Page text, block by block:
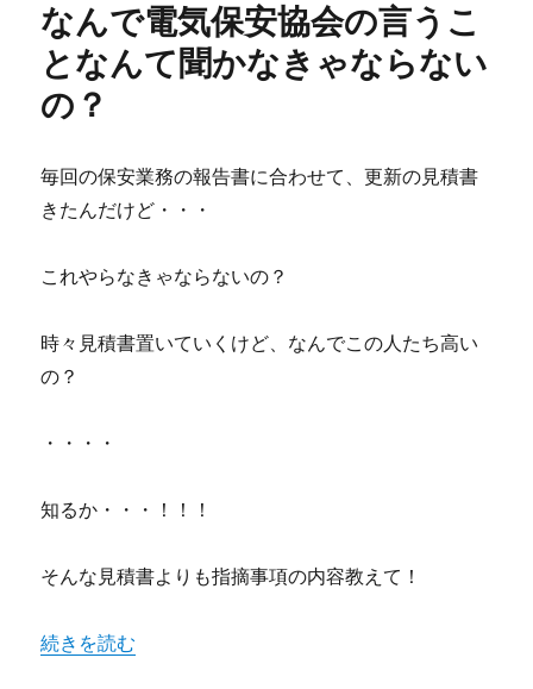
なんで電気保安協会の言うこ
となんて聞かなきゃならない
の？
毎回の保安業務の報告書に合わせて、更新の見積書
きたんだけど・・・
これやらなきゃならないの？
時々見積書置いていくけど、なんでこの人たち高い
の？
・・・・
知るか・・・！！！
そんな見積書よりも指摘事項の内容教えて！
“なんで電気保安協会の言うことなんて聞かなきゃなら
続きを読む